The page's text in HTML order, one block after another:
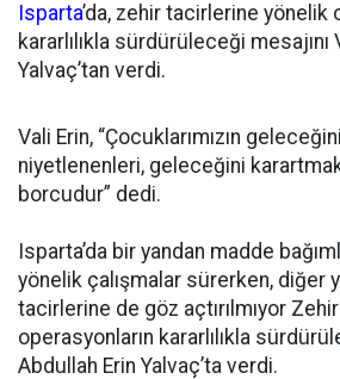
Isparta’da, zehir tacirlerine yönelik
kararlılıkla sürdürüleceği mesajını
Yalvaç’tan verdi.
Vali Erin, “Çocuklarımızın
niyetlenenleri, geleceğini
borcudur” dedi.
Isparta’da bir yandan madde
yönelik çalışmalar sürerken, diğer
tacirlerine de göz açtırılmıyor
operasyonların kararlılıkla
Abdullah Erin Yalvaç’ta verdi.